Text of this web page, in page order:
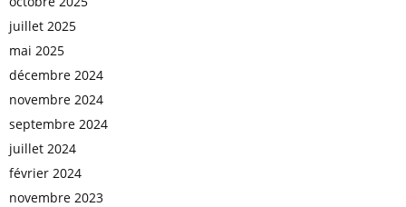
juillet 2025
mai 2025
décembre 2024
novembre 2024
septembre 2024
juillet 2024
février 2024
novembre 2023